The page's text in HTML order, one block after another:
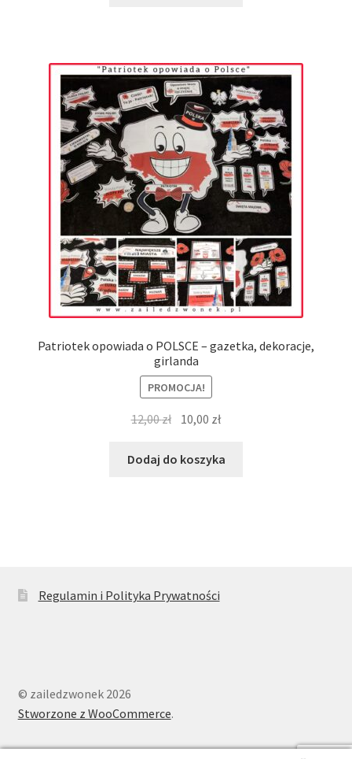
Patriotek opowiada o POLSCE – gazetka, dekoracje,
girlanda
PROMOCJA!
12,00zł Pierwotna
wynosiła:
10,00 złAktualna
wynosi:
Dodaj do koszyka
Regulamin i Polityka Prywatności
© zailedzwonek 2026
Stworzone z WooCommerce.